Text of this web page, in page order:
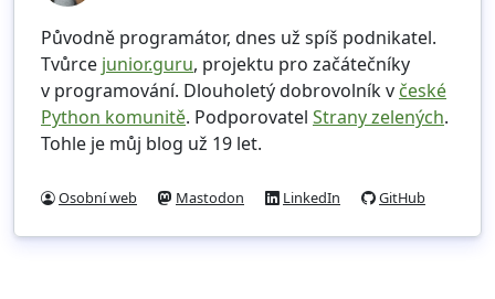
Původně programátor, dnes už spíš podnikatel.
Tvůrce junior.guru, projektu pro začátečníky
v programování. Dlouholetý dobrovolník v české
Python komunitě. Podporovatel Strany zelených.
Tohle je můj blog už 19 let.
Osobní web Mastodon LinkedIn GitHub